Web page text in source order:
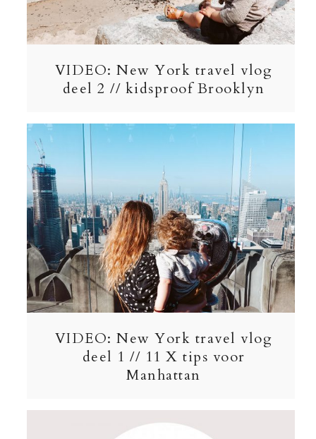
VIDEO: New York travel vlog
deel 2 // kidsproof Brooklyn
VIDEO: New York travel vlog
deel 1 // 11 X tips voor
Manhattan